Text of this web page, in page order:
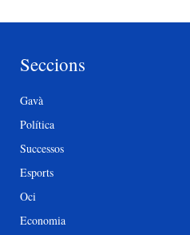
Seccions
Gavà
Política
Successos
Esports
Oci
Economia